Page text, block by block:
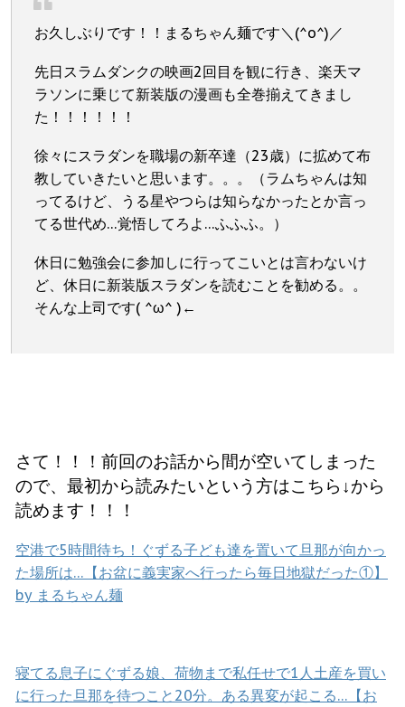
お久しぶりです！！まるちゃん麺です＼(^o^)／
先日スラムダンクの映画2回目を観に行き、楽天マ
ラソンに乗じて新装版の漫画も全巻揃えてきまし
た！！！！！！
徐々にスラダンを職場の新卒達（23歳）に拡めて布
教していきたいと思います。。。（ラムちゃんは知
ってるけど、うる星やつらは知らなかったとか言っ
てる世代め…覚悟してろよ…ふふふ。）
休日に勉強会に参加しに行ってこいとは言わないけ
ど、休日に新装版スラダンを読むことを勧める。。
そんな上司です( ^ω^ )←
さて！！！前回のお話から間が空いてしまった
ので、最初から読みたいという方はこちら↓から
読めます！！！
空港で5時間待ち！ぐずる子ども達を置いて旦那が向かっ
た場所は…【お盆に義実家へ行ったら毎日地獄だった①】
by まるちゃん麺
寝てる息子にぐずる娘、荷物まで私任せで1人土産を買い
に行った旦那を待つこと20分。ある異変が起こる…【お